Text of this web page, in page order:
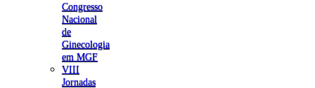
Congresso
Nacional
de
Ginecologia
em MGF
VIII
Jornadas